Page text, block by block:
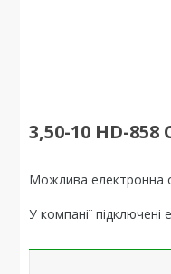
3,50-10 HD-858
У компанії